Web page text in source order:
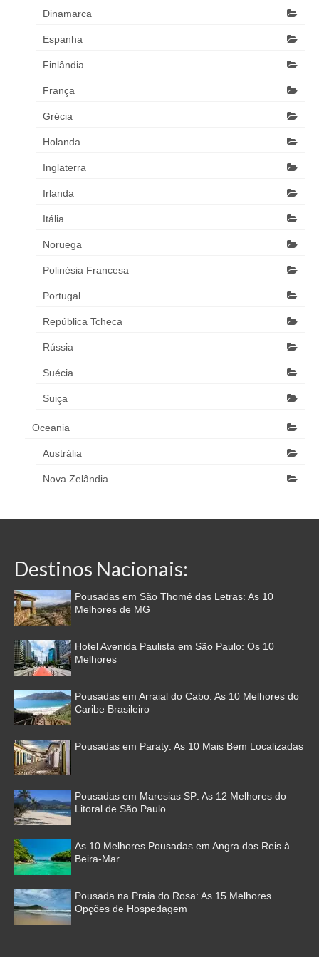
Dinamarca
Espanha
Finlândia
França
Grécia
Holanda
Inglaterra
Irlanda
Itália
Noruega
Polinésia Francesa
Portugal
República Tcheca
Rússia
Suécia
Suiça
Oceania
Austrália
Nova Zelândia
Destinos Nacionais:
Pousadas em São Thomé das Letras: As 10
Melhores de MG
Hotel Avenida Paulista em São Paulo: Os 10
Melhores
Pousadas em Arraial do Cabo: As 10 Melhores do
Caribe Brasileiro
Pousadas em Paraty: As 10 Mais Bem Localizadas
Pousadas em Maresias SP: As 12 Melhores do
Litoral de São Paulo
As 10 Melhores Pousadas em Angra dos Reis à
Beira-Mar
Pousada na Praia do Rosa: As 15 Melhores
Opções de Hospedagem